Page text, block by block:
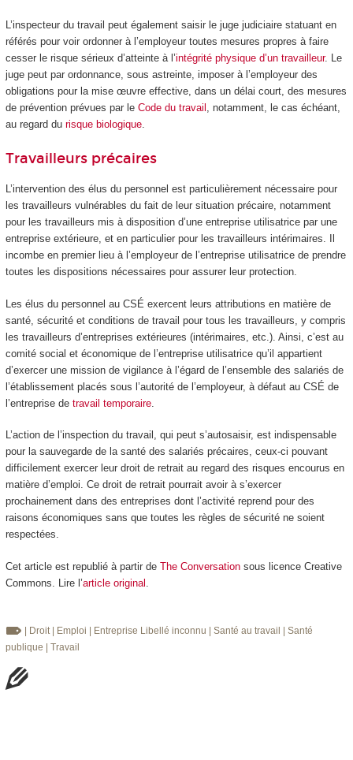
L’inspecteur du travail peut également saisir le juge judiciaire statuant en
référés pour voir ordonner à l’employeur toutes mesures propres à faire
cesser le risque sérieux d’atteinte à l’intégrité physique d’un travailleur. Le
juge peut par ordonnance, sous astreinte, imposer à l’employeur des
obligations pour la mise œuvre effective, dans un délai court, des mesures
de prévention prévues par le Code du travail , notamment, le cas échéant,
au regard du risque biologique.
Travailleurs précaires
L’intervention des élus du personnel est particulièrement nécessaire pour
les travailleurs vulnérables du fait de leur situation précaire, notamment
pour les travailleurs mis à disposition d’une entreprise utilisatrice par une
entreprise extérieure, et en particulier pour les travailleurs intérimaires. Il
incombe en premier lieu à l’employeur de l’entreprise utilisatrice de prendre
toutes les dispositions nécessaires pour assurer leur protection.
Les élus du personnel au CSÉ exercent leurs attributions en matière de
santé, sécurité et conditions de travail pour tous les travailleurs, y compris
les travailleurs d’entreprises extérieures (intérimaires, etc.). Ainsi, c’est au
comité social et économique de l’entreprise utilisatrice qu’il appartient
d’exercer une mission de vigilance à l’égard de l’ensemble des salariés de
l’établissement placés sous l’autorité de l’employeur, à défaut au CSÉ de
l’entreprise de travail temporaire.
L’action de l’inspection du travail, qui peut s’autosaisir, est indispensable
pour la sauvegarde de la santé des salariés précaires, ceux-ci pouvant
difficilement exercer leur droit de retrait au regard des risques encourus en
matière d’emploi. Ce droit de retrait pourrait avoir à s’exercer
prochainement dans des entreprises dont l’activité reprend pour des
raisons économiques sans que toutes les règles de sécurité ne soient
respectées.
Cet article est republié à partir de The Conversationsous licence Creative
Commons. Lire l’article original
| Droit | Emploi | Entreprise Libellé inconnu | Santé au travail
| Santé
publique
| Travail